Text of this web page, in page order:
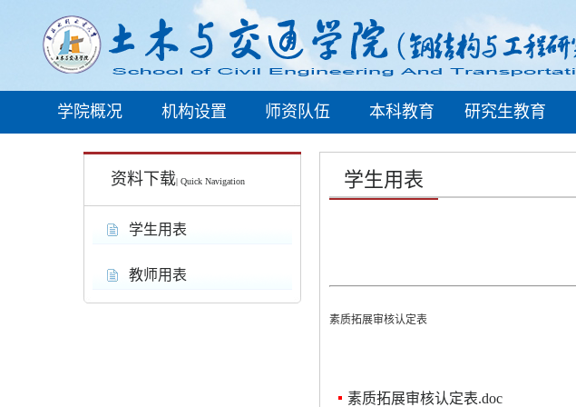
学院概况 机构设置 师资队伍 本科教育 研究生教育
资料下载| Quick Navigation
学生用表
教师用表
学生用表
素质拓展审核认定表
素质拓展审核认定表.doc